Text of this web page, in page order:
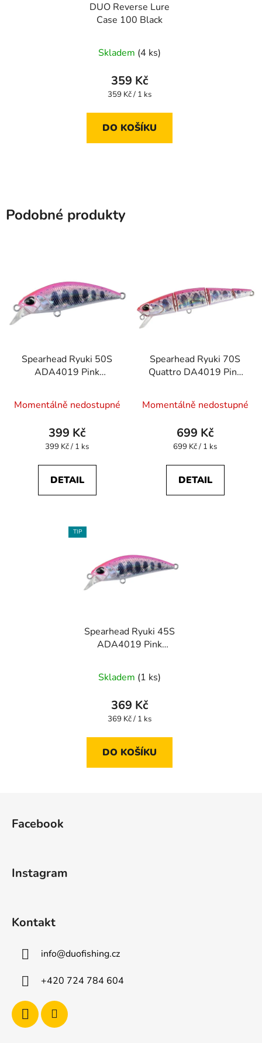
DUO Reverse Lure
Case 100 Black
Skladem (4 ks)
359 Kč
Měrná
359 Kč / 1 ks
DO KOŠÍKU
Podobné produkty
Spearhead Ryuki 50S
ADA4019 Pink
Momentálně nedostupné
399 Kč
Měrná
399 Kč / 1 ks
DETAIL
Spearhead Ryuki 70S
Quattro DA4019 Pink
Momentálně nedostupné
699 Kč
Měrná
699 Kč / 1 ks
DETAIL
TIP
Spearhead Ryuki 45S
ADA4019 Pink
Skladem (1 ks)
369 Kč
Měrná
369 Kč / 1 ks
DO KOŠÍKU
Facebook
Instagram
Kontakt
info@duofishing.cz
+420 724 784 604